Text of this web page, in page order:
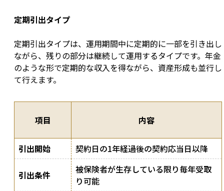
定期引出タイプ
定期引出タイプは、運用期間中に定期的に一部を引き出し
ながら、残りの部分は継続して運用するタイプです。年金
のような形で定期的な収入を得ながら、資産形成も並行し
て行えます。
項目 内容
引出開始 契約日の1年経過後の契約応当日以降
引出条件
被保険者が生存している限り毎年受取
り可能